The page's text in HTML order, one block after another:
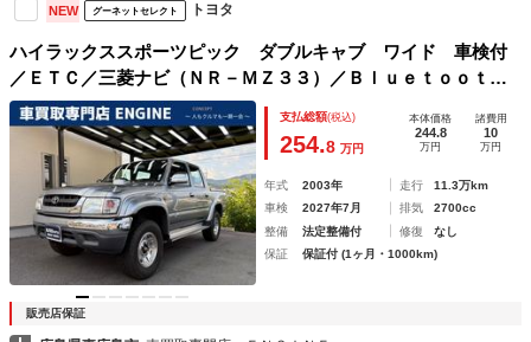
NEW グーネットセレクト トヨタ
ハイラックススポーツピック ダブルキャブ ワイド 車検付
／ＥＴＣ／三菱ナビ（ＮＲ－ＭＺ３３）／Ｂｌｕｅｔｏｏｔｈ
／ＴＶ／ＤＶＤ／ＣＤ／ＳＤ／パワーウィンドウ／トノカバー
付き／キーレス／社外１５インチアルミホイール／記録簿Ｈ２
６年～Ｒ７年
支払総額(税込)
254.8 万円
本体価格
244.8
万円
諸費用
10
万円
年式 2003年 走行
11.3万km
車検
2027年7月 排気
2700cc
整備
法定整備付 修復
なし
保証
保証付 (1ヶ月・1000km)
販売店保証